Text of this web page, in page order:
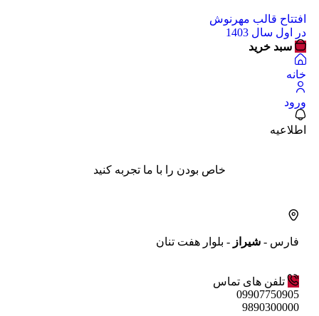
افتتاح قالب مهرنوش
در اول سال 1403
سبد خرید
خانه
ورود
اطلاعیه
خاص بودن را با ما تجربه کنید
فارس - شیراز - بلوار هفت تنان
تلفن های تماس
09907750905
9890300000